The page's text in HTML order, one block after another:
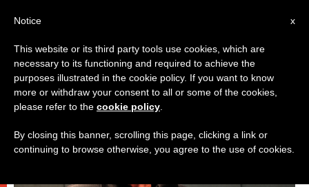
DICASTERI
x
Notice
This website or its third party tools use cookies, which are
necessary to its functioning and required to achieve the
purposes illustrated in the cookie policy. If you want to know
more or withdraw your consent to all or some of the cookies,
please refer to the cookie policy
By closing this banner, scrolling this page, clicking a link or
continuing to browse otherwise, you agree to the use of cookies.